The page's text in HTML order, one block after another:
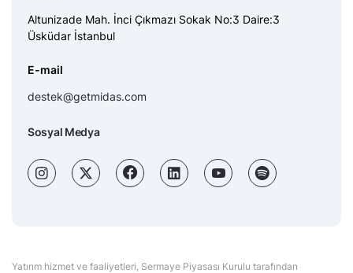
Altunizade Mah. İnci Çıkmazı Sokak No:3 Daire:3
Üsküdar İstanbul
E-mail
destek@getmidas.com
Sosyal Medya
Yatırım hizmet ve faaliyetleri, Sermaye Piyasası Kurulu tarafından